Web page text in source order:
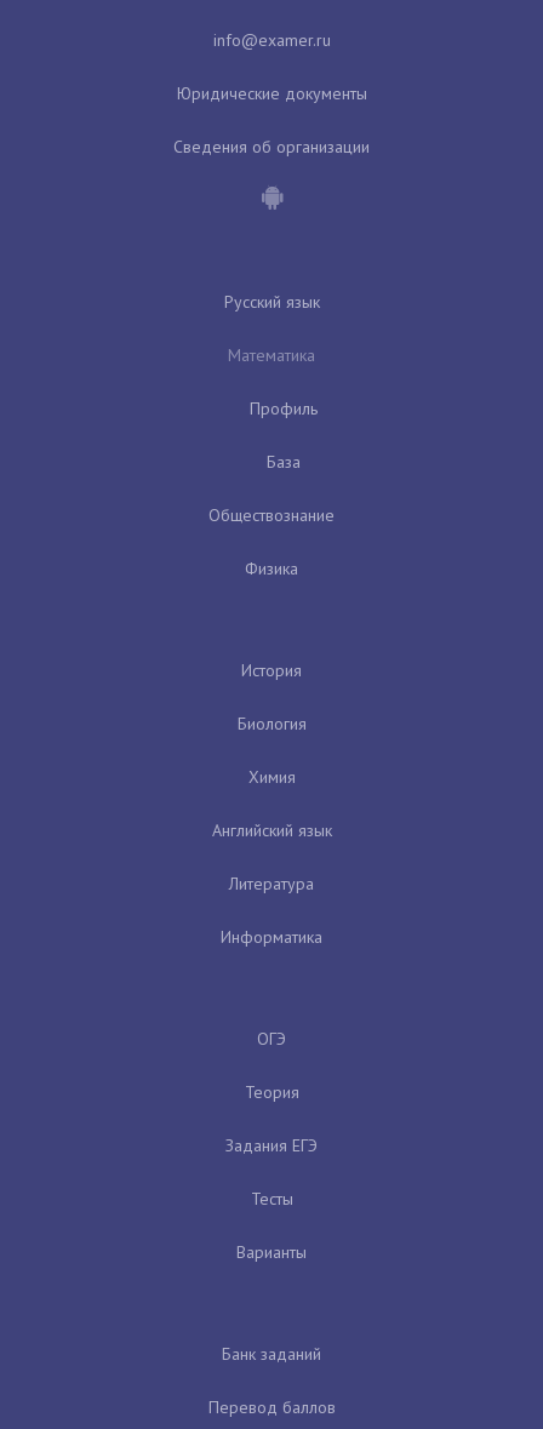
Юридические документы
Сведения об организации
Русский язык
Математика
Профиль
База
Обществознание
Физика
История
Биология
Химия
Английский язык
Литература
Информатика
ОГЭ
Теория
Задания ЕГЭ
Тесты
Варианты
Банк заданий
Перевод баллов